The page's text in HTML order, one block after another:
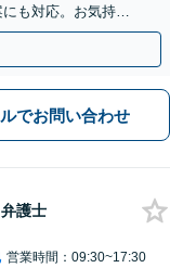
も対応。お気持ち
ます
でお問い合わせ
弁護士
営業時間：09:30~17:30